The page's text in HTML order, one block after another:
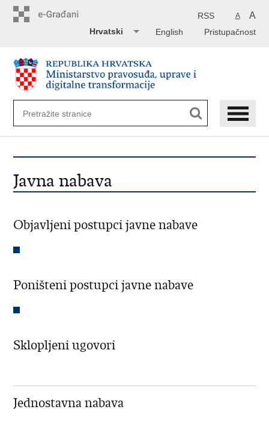
A A
RSS
Pristupačnost
English
Hrvatski
Javna nabava
Objavljeni postupci javne nabave
Poništeni postupci javne nabave
Sklopljeni ugovori
Jednostavna nabava